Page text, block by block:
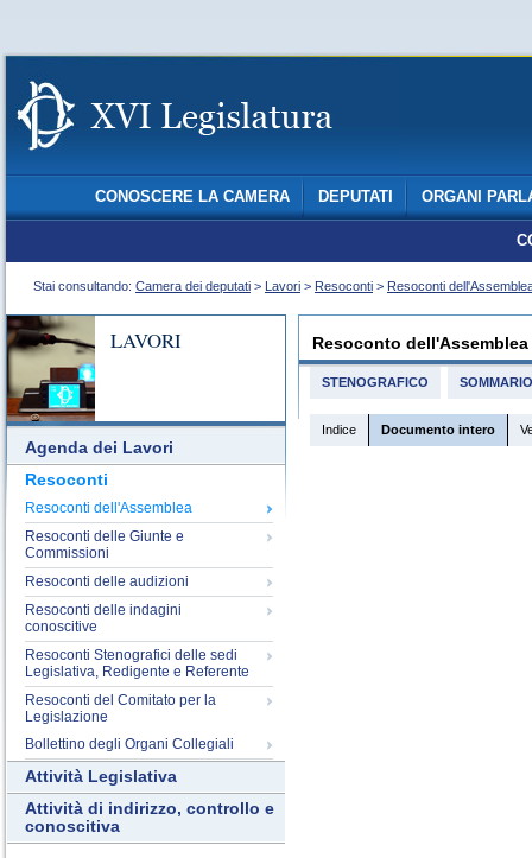
CONOSCERE LA CAMERA DEPUTATI ORGANI
Stai consultando: Camera dei deputati > Lavori > Resoconti > Resoconti
LAVORI
Agenda dei Lavori
Resoconti
Resoconti dell'Assemblea
Resoconti delle Giunte e
Commissioni
Resoconti delle audizioni
Resoconti delle indagini
conoscitive
Resoconti Stenografici delle sedi
Legislativa, Redigente e Referente
Resoconti del Comitato per la
Legislazione
Bollettino degli Organi Collegiali
Attività Legislativa
Attività di indirizzo, controllo e
conoscitiva
Resoconto dell'Assemblea
STENOGRAFICO SOMMARIO
Indice Documento intero